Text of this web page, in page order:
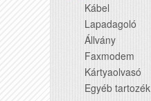
Kábel
Lapadagoló
Állvány
Faxmodem
Kártyaolvasó
Egyéb tartozék